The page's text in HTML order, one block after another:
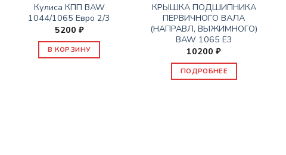
Кулиса КПП BAW
1044/1065 Евро 2/3
5200 ₽
В КОРЗИНУ
КРЫШКА ПОДШИПНИКА
ПЕРВИЧНОГО ВАЛА
(НАПРАВЛ, ВЫЖИМНОГО)
BAW 1065 Е3
10200₽
ПОДРОБНЕЕ